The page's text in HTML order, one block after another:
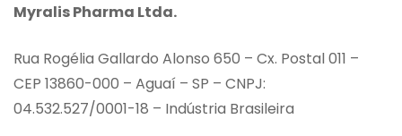
Myralis Pharma Ltda.
Rua Rogélia Gallardo Alonso 650 – Cx. Postal 011 –
CEP 13860-000 – Aguaí – SP – CNPJ:
04.532.527/0001-18 – Indústria Brasileira